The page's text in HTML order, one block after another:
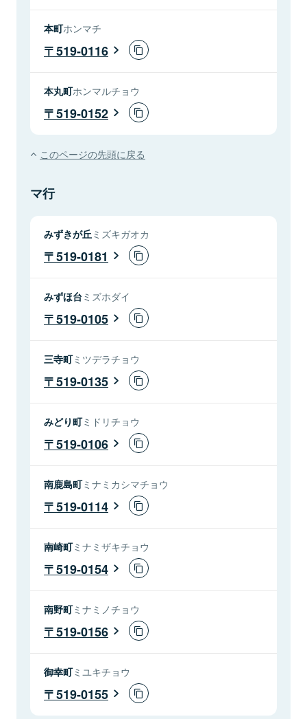
本町ホンマチ
519-0116
本丸町ホンマルチョウ
519-0152
このページの先頭に戻る
マ行
みずきが丘 ミズキガオカ
519-0181
みずほ台 ミズホダイ
519-0105
三寺町ミツデラチョウ
519-0135
みどり町ミドリチョウ
519-0106
南鹿島町ミナミカシマチョウ
519-0114
南崎町ミナミザキチョウ
519-0154
南野町ミナミノチョウ
519-0156
御幸町ミユキチョウ
519-0155